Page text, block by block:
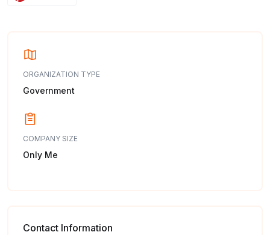
ORGANIZATION TYPE
Government
COMPANY SIZE
Only Me
Contact Information